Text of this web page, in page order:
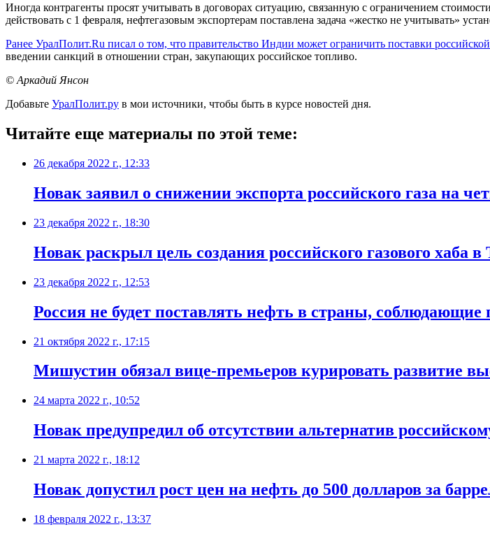
Иногда контрагенты просят учитывать в договорах ситуацию, связанную с ограничением
действовать с 1 февраля, нефтегазовым экспортерам поставлена задача «жестко не учитывать»
Ранее УралПолит.Ru писал о том, что правительство Индии может ограничить поставки
введении санкций в отношении стран, закупающих российское топливо.
© Аркадий Янсон
Добавьте УралПолит.ру в мои источники, чтобы быть в курсе новостей дня.
Читайте еще материалы по этой теме:
26 декабря 2022 г., 12:33
Новак заявил о снижении экспорта российского газа на
23 декабря 2022 г., 18:30
Новак раскрыл цель создания российского газового хаба
23 декабря 2022 г., 12:53
Россия не будет поставлять нефть в страны, соблюдающие
21 октября 2022 г., 17:15
Мишустин обязал вице-премьеров курировать развитие
24 марта 2022 г., 10:52
Новак предупредил об отсутствии альтернатив
21 марта 2022 г., 18:12
Новак допустил рост цен на нефть до 500 долларов за
18 февраля 2022 г., 13:37